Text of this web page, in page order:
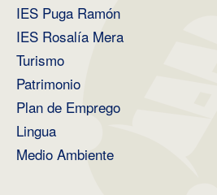
IES Puga Ramón
IES Rosalía Mera
Turismo
Patrimonio
Plan de Emprego
Lingua
Medio Ambiente